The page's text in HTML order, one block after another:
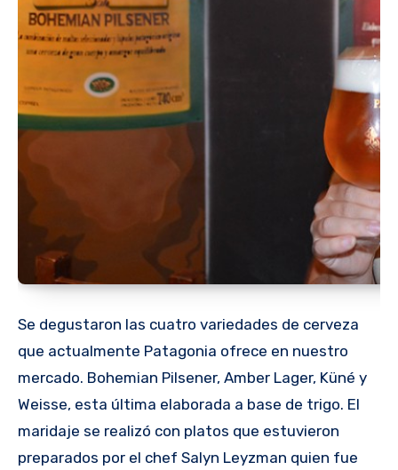
Se degustaron las cuatro variedades de cerveza
que actualmente Patagonia ofrece en nuestro
mercado. Bohemian Pilsener, Amber Lager, Küné y
Weisse, esta última elaborada a base de trigo. El
maridaje se realizó con platos que estuvieron
preparados por el chef Salyn Leyzman quien fue